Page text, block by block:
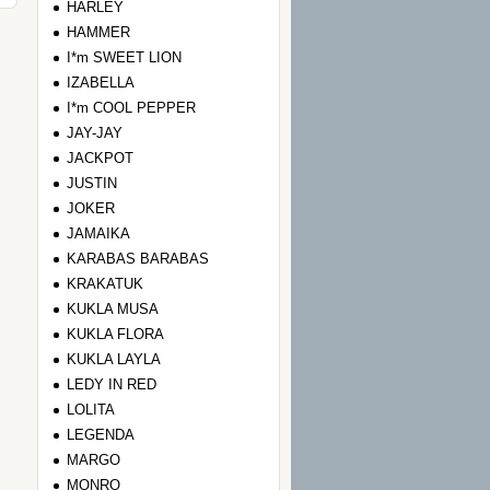
HARLEY
HAMMER
I*m SWEET LION
IZABELLA
I*m COOL PEPPER
JAY-JAY
JACKPOT
JUSTIN
JOKER
JAMAIKA
KARABAS BARABAS
KRAKATUK
KUKLA MUSA
KUKLA FLORA
KUKLA LAYLA
LEDY IN RED
LOLITA
LEGENDA
MARGO
MONRO